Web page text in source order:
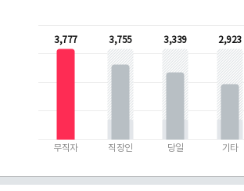
3,777
무직자
3,755
직장인
3,339
당일
2,923
기타